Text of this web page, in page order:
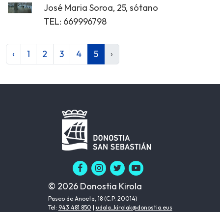
José Maria Soroa, 25, sótano
TEL: 669996798
‹ 1 2 3 4 5 ›
© 2026 Donostia Kirola
Paseo de Anoeta, 18 (C.P. 20014)
Tel: 943 481 850 | udala_kirolak@donostia.eus